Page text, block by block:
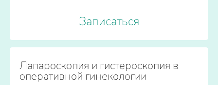
Записаться
Лапароскопия и гистероскопия в
оперативной гинекологии